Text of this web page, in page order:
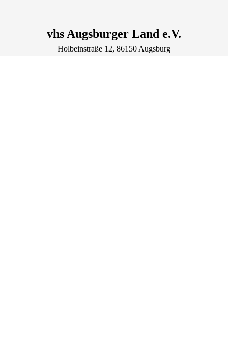
vhs Augsburger Land e.V.
Holbeinstraße12, 86150 Augsburg